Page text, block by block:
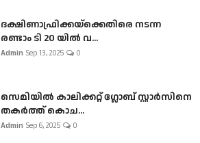
ദക്ഷിണാഫ്രിക്കയ്‌ക്കെതിരെ നടന്ന
രണ്ടാം ടി 20 യിൽ വ...
Admin Sep 13, 2025 0
സെമിയിൽ കാലിക്കറ്റ് ഗ്ലോബ് സ്റ്റാർസിനെ
തകർത്ത് കൊച...
Admin Sep 6, 2025 0